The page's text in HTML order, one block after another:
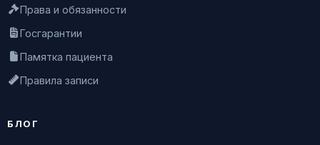
Права и обязанности
Госгарантии
Памятка пациента
Правила записи
БЛОГ